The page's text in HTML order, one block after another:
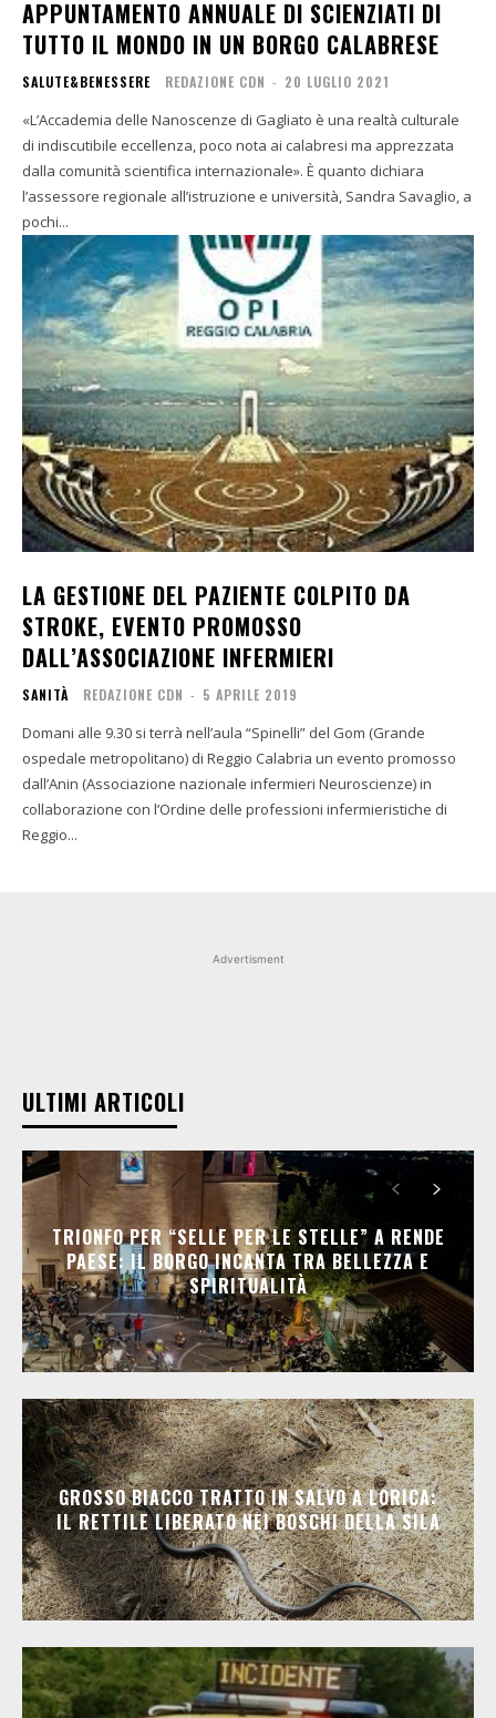
APPUNTAMENTO ANNUALE DI SCIENZIATI DI
TUTTO IL MONDO IN UN BORGO CALABRESE
SALUTE&BENESSERE REDAZIONE CDN - 20 LUGLIO 2021
«L’Accademia delle Nanoscenze di Gagliato è una realtà culturale
di indiscutibile eccellenza, poco nota ai calabresi ma apprezzata
dalla comunità scientifica internazionale». È quanto dichiara
l’assessore regionale all’istruzione e università, Sandra Savaglio, a
pochi...
LA GESTIONE DEL PAZIENTE COLPITO DA
STROKE, EVENTO PROMOSSO
DALL’ASSOCIAZIONE INFERMIERI
SANITÀ REDAZIONE CDN - 5 APRILE 2019
Domani alle 9.30 si terrà nell’aula “Spinelli” del Gom (Grande
ospedale metropolitano) di Reggio Calabria un evento promosso
dall’Anin (Associazione nazionale infermieri Neuroscienze) in
collaborazione con l’Ordine delle professioni infermieristiche di
Reggio...
Advertisment
ULTIMI ARTICOLI
TRIONFO PER “SELLE PER LE STELLE” A RENDE
PAESE: IL BORGO INCANTA TRA BELLEZZA E
SPIRITUALITÀ
GROSSO BIACCO TRATTO IN SALVO A LORICA:
IL RETTILE LIBERATO NEI BOSCHI DELLA SILA